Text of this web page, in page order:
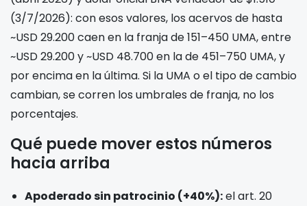
(3/7/2026): con esos valores, los acervos de hasta
~USD 29.200 caen en la franja de 151–450 UMA, entre
~USD 29.200 y ~USD 48.700 en la de 451–750 UMA, y
por encima en la última. Si la UMA o el tipo de cambio
cambian, se corren los umbrales de franja, no los
porcentajes.
Qué puede mover estos números
hacia arriba
Apoderado sin patrocinio (+40%):el art. 20